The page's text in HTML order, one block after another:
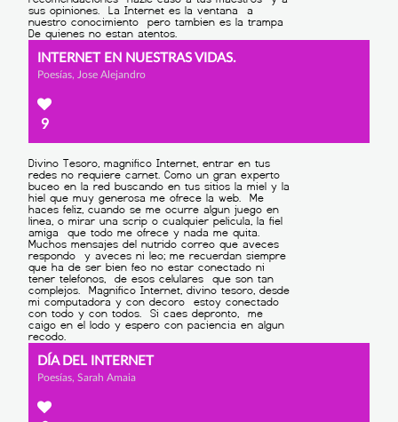
INTERNET EN NUESTRAS VIDAS.
Poesías, Jose Alejandro
9
DÍA DEL INTERNET
Poesías, Sarah Amaia